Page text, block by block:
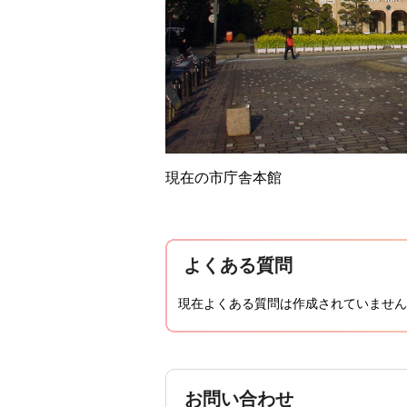
現在の市庁舎本館
よくある質問
現在よくある質問は作成されていませ
お問い合わせ